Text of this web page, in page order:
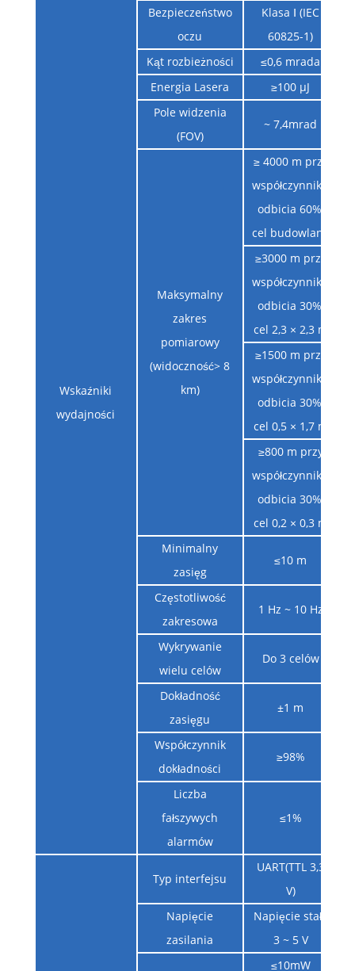
Wskaźniki
wydajności
Bezpieczeństwo
oczu
Klasa Ⅰ (IEC
60825-1)
Kąt rozbieżności
≤0,6 mrada
Energia Lasera
≥100 µJ
Pole widzenia
(FOV)
~ 7,4mrad
Maksymalny
zakres
pomiarowy
(widoczność> 8
km)
≥ 4000 m przy
współczynniku
odbicia 60%,
cel budowlany
≥3000 m przy
współczynniku
odbicia 30%,
cel 2,3 × 2,3 m
≥1500 m przy
współczynniku
odbicia 30%,
cel 0,5 × 1,7 m
≥800 m przy
współczynniku
odbicia 30%,
cel 0,2 × 0,3 m
Minimalny
zasięg
≤10 m
Częstotliwość
zakresowa
1 Hz ~ 10 Hz
Wykrywanie
wielu celów
Do 3 celów
Dokładność
zasięgu
±1 m
Współczynnik
dokładności
≥98%
Liczba
fałszywych
alarmów
≤1%
Typ interfejsu
UART(TTL 3,3
V)
Napięcie
zasilania
Napięcie stałe
3 ~ 5 V
≤10mW